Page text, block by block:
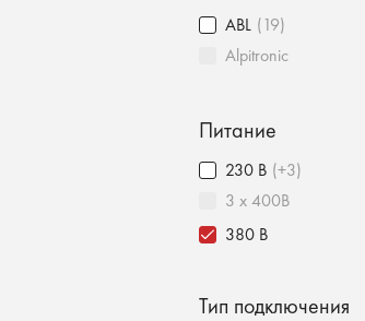
ABL (19)
Alpitronic
Питание
230 В (+3)
3 x 400В
380 В
Тип подключения